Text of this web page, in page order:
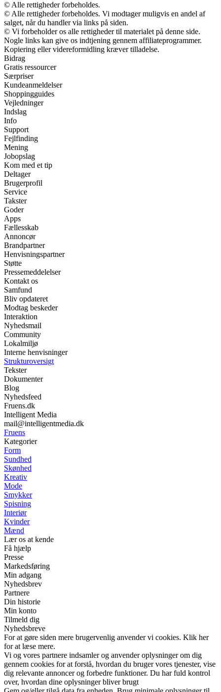
© Alle rettigheder forbeholdes.
© Alle rettigheder forbeholdes. Vi modtager muligvis en andel af
salget, når du handler via links på siden.
© Vi forbeholder os alle rettigheder til materialet på denne side.
Nogle links kan give os indtjening gennem affiliateprogrammer.
Kopiering eller videreformidling kræver tilladelse.
Bidrag
Gratis ressourcer
Særpriser
Kundeanmeldelser
Shoppingguides
Vejledninger
Indslag
Info
Support
Fejlfinding
Mening
Jobopslag
Kom med et tip
Deltager
Brugerprofil
Service
Takster
Goder
Apps
Fællesskab
Annoncør
Brandpartner
Henvisningspartner
Støtte
Pressemeddelelser
Kontakt os
Samfund
Bliv opdateret
Modtag beskeder
Interaktion
Nyhedsmail
Community
Lokalmiljø
Interne henvisninger
Strukturoversigt
Tekster
Dokumenter
Blog
Nyhedsfeed
Fruens.dk
Intelligent Media
mail@intelligentmedia.dk
Fruens
Kategorier
Form
Sundhed
Skønhed
Kreativ
Mode
Smykker
Spisning
Interiør
Kvinder
Mænd
Lær os at kende
Få hjælp
Presse
Markedsføring
Min adgang
Nyhedsbrev
Partnere
Din historie
Min konto
Tilmeld dig
Nyhedsbreve
For at gøre siden mere brugervenlig anvender vi cookies. Klik her
for at læse mere.
Vi og vores partnere indsamler og anvender oplysninger om dig
gennem cookies for at forstå, hvordan du bruger vores tjenester, vise
dig relevante annoncer og forbedre funktioner. Du har fuld kontrol
over, hvordan dine oplysninger bliver brugt